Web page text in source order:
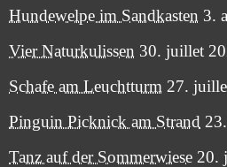
Hundewelpe im Sandkasten 3.
Vier Naturkulissen 30. juillet
Schafe am Leuchtturm 27.
Pinguin Picknick am Strand
Tanz auf der Sommerwiese 20.